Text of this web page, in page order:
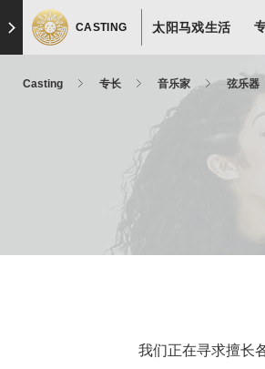
toSkip to main content
Skip to footer
CASTING 太阳马戏生活
Casting 专长 音乐家 弦乐器
我们正在寻求擅长